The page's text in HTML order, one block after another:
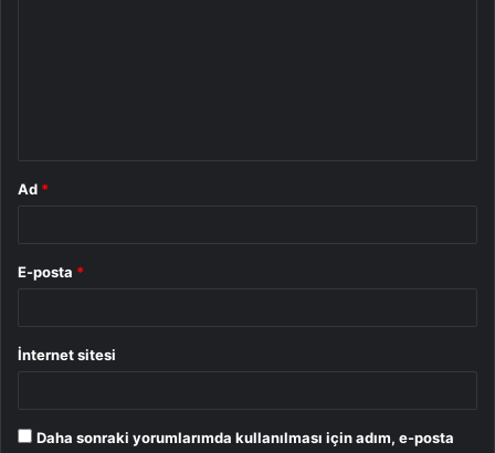
Ad *
E-posta *
İnternet sitesi
Daha sonraki yorumlarımda kullanılması için adım, e-posta